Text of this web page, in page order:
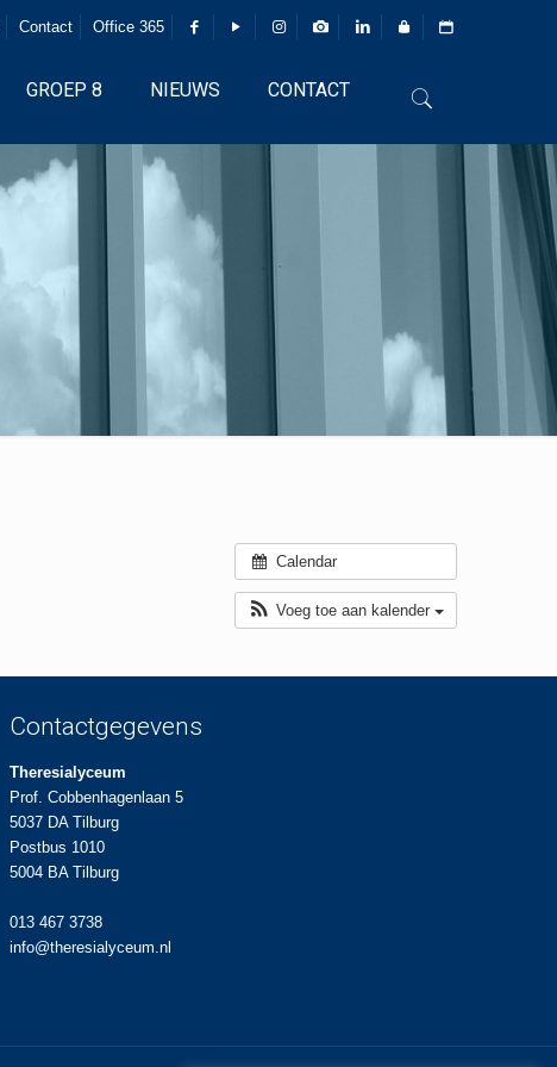
Contact Office 365
GROEP 8 NIEUWS CONTACT
Calendar
Voeg toe aan kalender
Contactgegevens
Theresialyceum
Prof. Cobbenhagenlaan 5
5037 DA Tilburg
Postbus 1010
5004 BA Tilburg
013 467 3738
info@theresialyceum.nl